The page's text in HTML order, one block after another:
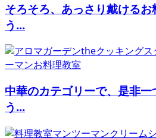
そろそろ、あっさり戴ける
う...
中華のカテゴリーで、是非
う...